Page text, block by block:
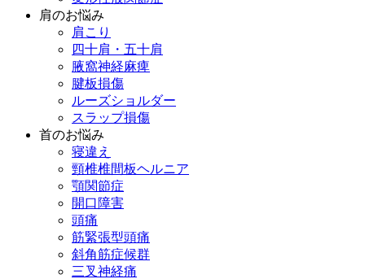
肩のお悩み
肩こり
四十肩・五十肩
腋窩神経麻痺
腱板損傷
ルーズショルダー
スラップ損傷
首のお悩み
寝違え
頸椎椎間板ヘルニア
顎関節症
開口障害
頭痛
筋緊張型頭痛
斜角筋症候群
三叉神経痛